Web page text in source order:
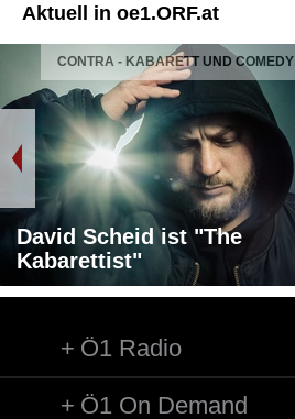
Aktuell in oe1.ORF.at
CONTRA - KABARETT UND COMEDY
David Scheid ist "The
Kabarettist"
Ö1 Radio
Ö1 On Demand